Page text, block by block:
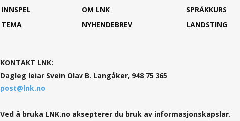
INNSPEL
TEMA
OM LNK
NYHENDEBREV
SPRÅKKURS
LANDSTING
KONTAKT LNK:
Dagleg leiar Svein Olav B. Langåker, 948 75 365
post@lnk.no
Ved å bruka LNK.no aksepterer du bruk av informasjonskapslar.